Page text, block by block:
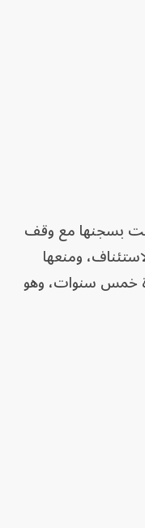
بسجنها مع وقف
ومنعها
خمس سنوات، وهو